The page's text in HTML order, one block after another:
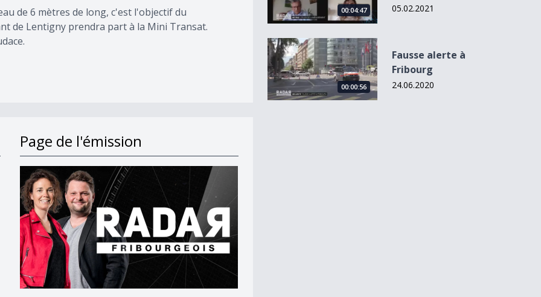
de 6 mètres de long, c'est l'objectif du
de Lentigny prendra part à la Mini Transat.
Page de l'émission
00:04:47 05.02.2021
Fausse alerte à Fribourg
00:00:56
Fausse alerte à
Fribourg
24.06.2020